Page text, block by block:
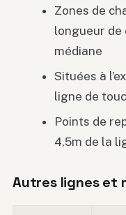
Zones de
longueur de
médiane
Situées à
ligne de
Points de
4,5m de la
Autres lignes et